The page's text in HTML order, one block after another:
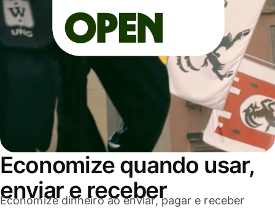
Economize quando usar,
enviar e receber
Economize dinheiro ao enviar, pagar e receber